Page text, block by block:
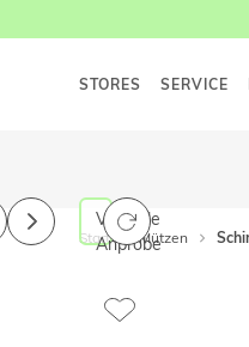
STORES SERVICE
Start Mützen
Virtuelle
Anprobe